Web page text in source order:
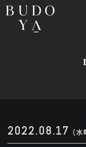
2022.08.17 (水